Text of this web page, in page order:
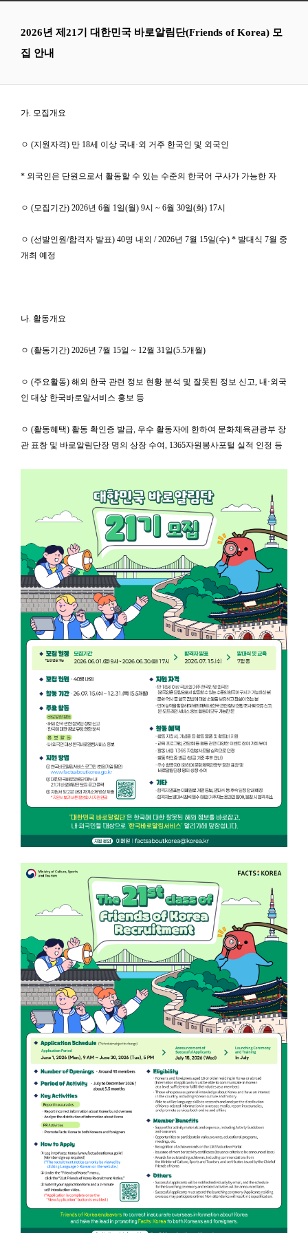
2026년 제21기 대한민국 바로알림단(Friends of Korea) 모
집 안내
가. 모집개요
ㅇ (지원자격) 만 18세 이상 국내·외 거주 한국인 및 외국인
* 외국인은 단원으로서 활동할 수 있는 수준의 한국어 구사가 가능한 자
ㅇ (모집기간) 2026년 6월 1일(월) 9시 ~ 6월 30일(화) 17시
ㅇ (선발인원/합격자 발표) 40명 내외 / 2026년 7월 15일(수) * 발대식 7월 중
개최 예정
나. 활동개요
ㅇ (활동기간) 2026년 7월 15일 ~ 12월 31일(5.5개월)
ㅇ (주요활동) 해외 한국 관련 정보 현황 분석 및 잘못된 정보 신고, 내·외국
인 대상 한국바로알서비스 홍보 등
ㅇ (활동혜택) 활동 확인증 발급, 우수 활동자에 한하여 문화체육관광부 장
관 표창 및 바로알림단장 명의 상장 수여, 1365자원봉사포털 실적 인정 등